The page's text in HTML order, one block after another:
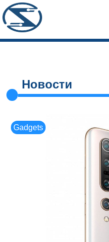
Новости
Gadgets